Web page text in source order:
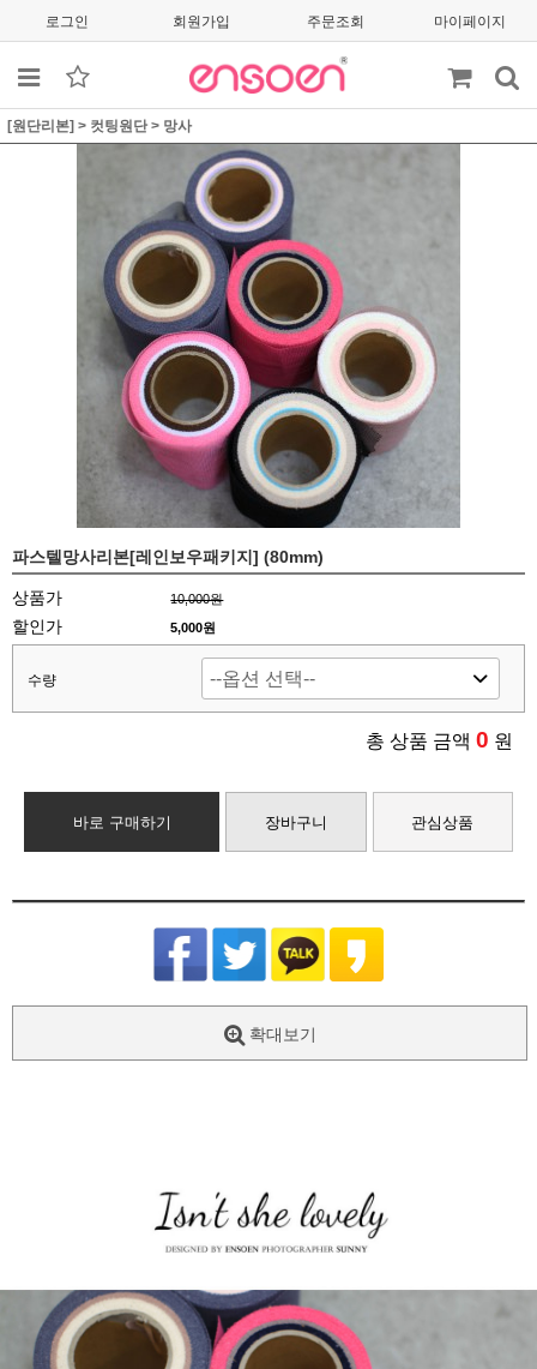
로그인 회원가입 주문조회 마이페이지
[원단리본] > 컷팅원단 > 망사
파스텔망사리본[레인보우패키지] (80mm)
상품가 10,000원
할인가 5,000원
수량
총 상품 금액 0 원
바로 구매하기 장바구니 관심상품
확대보기